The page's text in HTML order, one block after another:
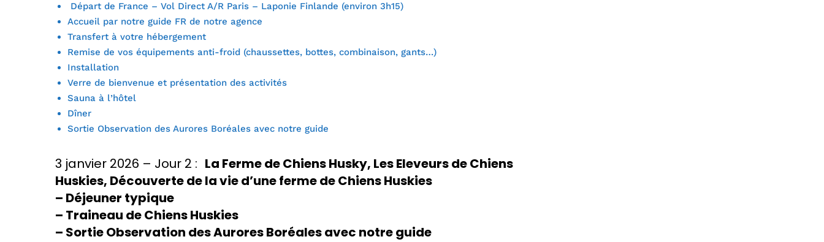
Départ de France – Vol Direct A/R Paris – Laponie Finlande (environ 3h15)
Accueil par notre guide FR de notre agence
Transfert à votre hébergement
Remise de vos équipements anti-froid (chaussettes, bottes, combinaison, gants…)
Installation
Verre de bienvenue et présentation des activités
Sauna à l’hôtel
Dîner
Sortie Observation des Aurores Boréales avec notre guide
3 janvier 2026 – Jour 2 : La Ferme de Chiens Husky, Les Eleveurs de Chiens
Huskies, Découverte de la vie d’une ferme de Chiens Huskies
– Déjeuner typique
– Traineau de Chiens Huskies
– Sortie Observation des Aurores Boréales avec notre guide